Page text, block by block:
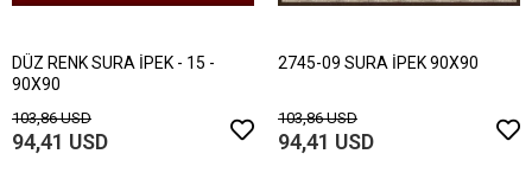
DÜZ RENK SURA İPEK - 15 -
90X90
103,86 USD
94,41 USD
2745-09 SURA İPEK 90X90
103,86 USD
94,41 USD